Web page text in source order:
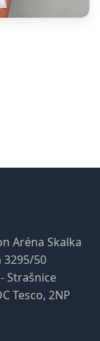
Aréna Skalka
3295/50
Strašnice
Tesco, 2NP